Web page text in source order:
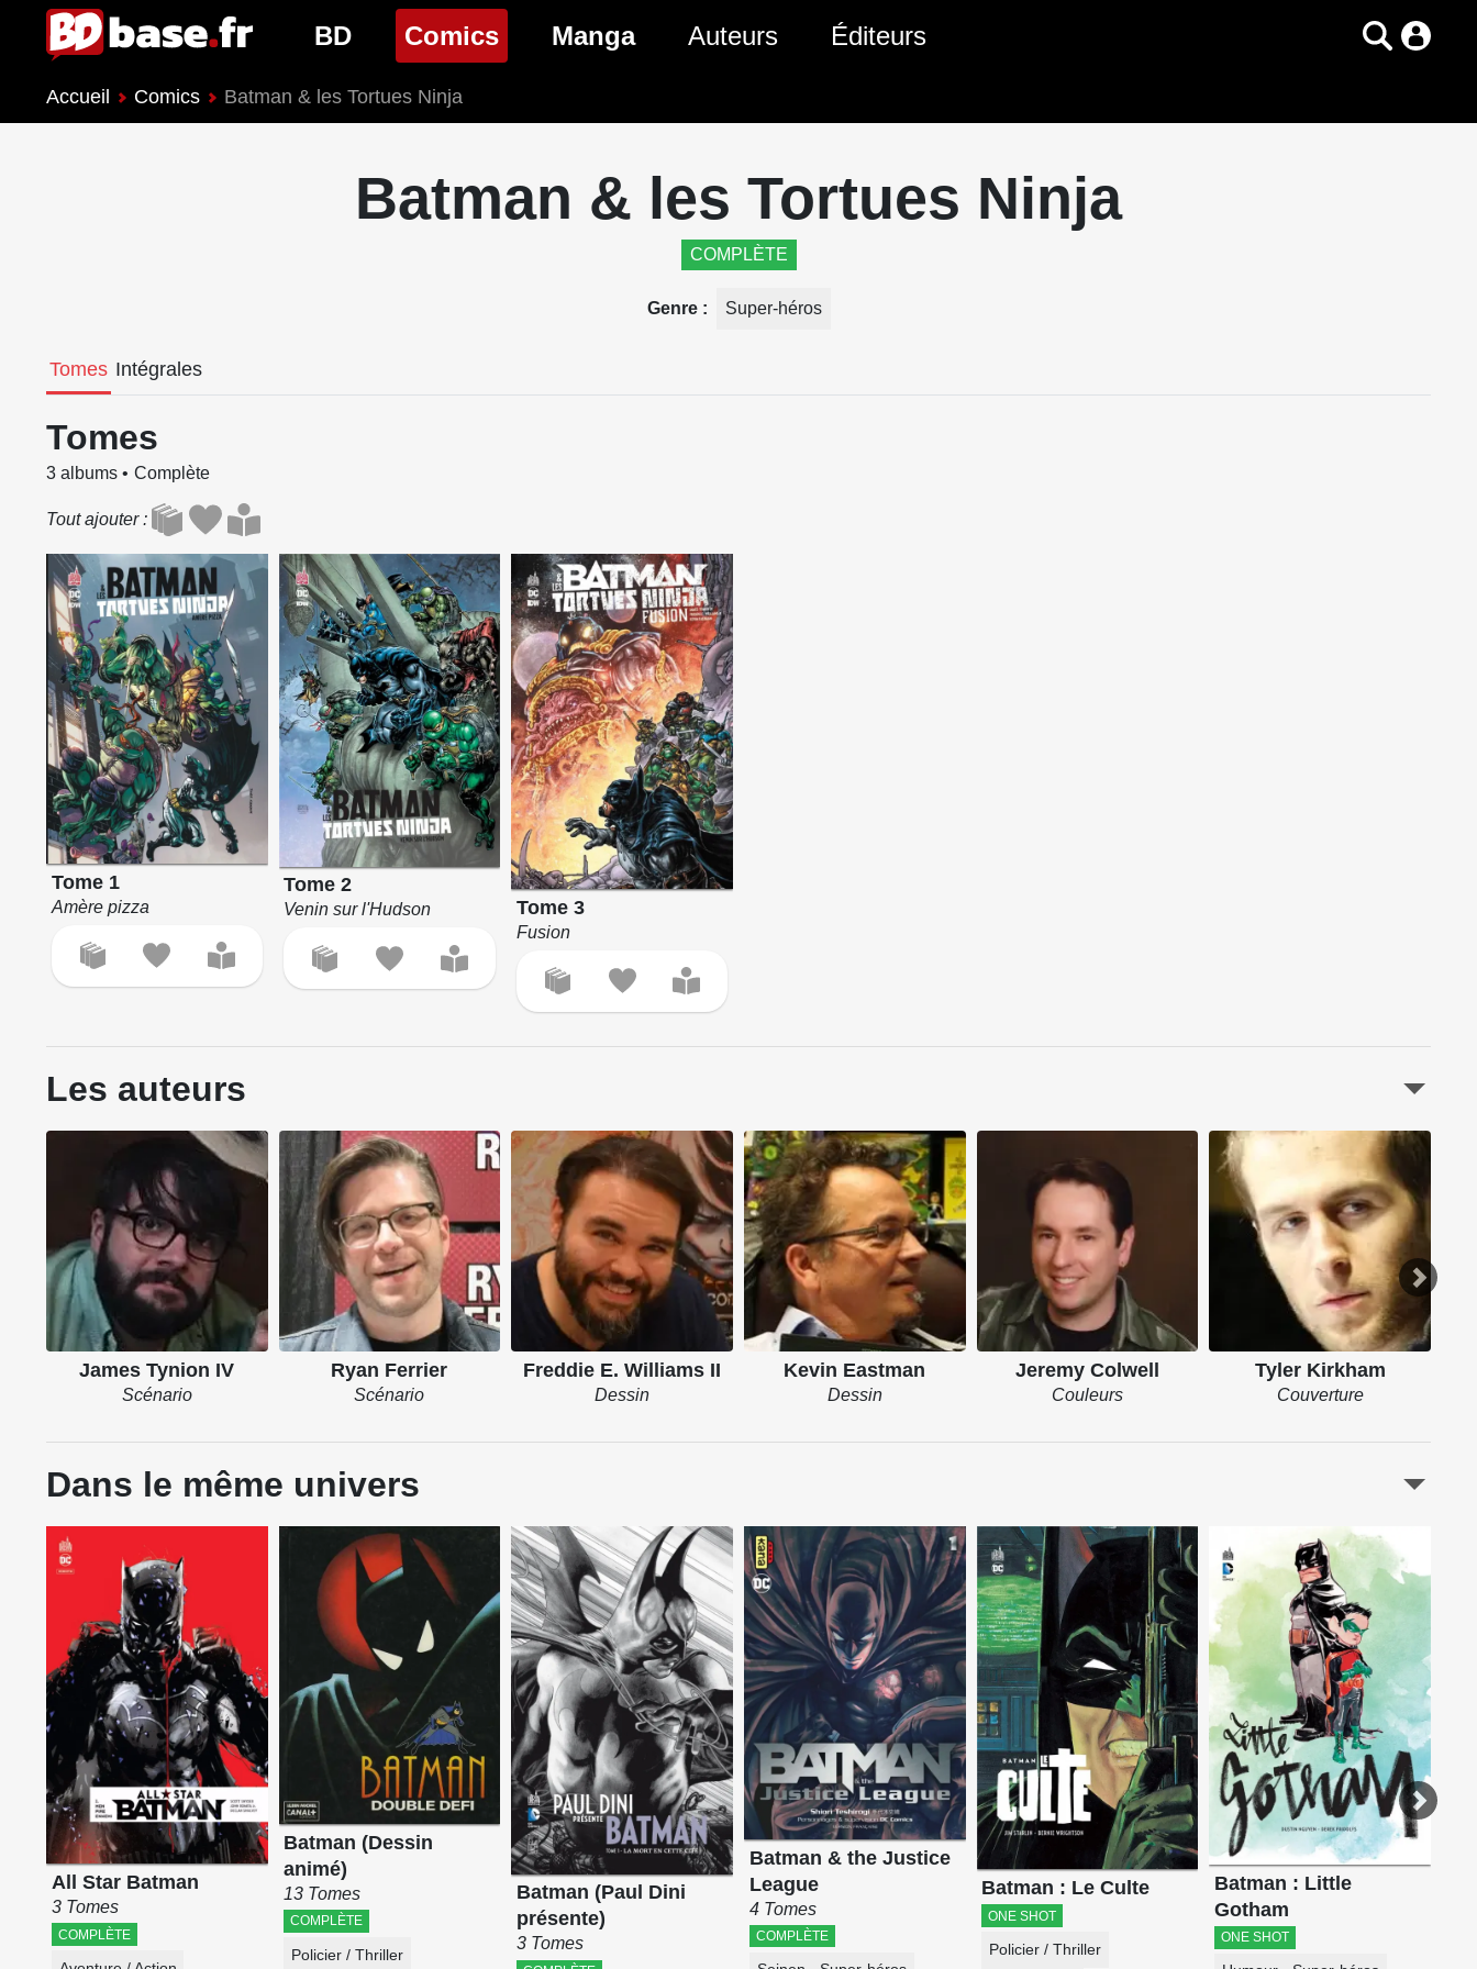
BD
Nouveautés BD
Genres BD
Comics(page courante)
Nouveautés Comics
Genres Comics
Manga
Genres Manga
Auteurs Éditeurs
Accueil Comics Batman & les Tortues Ninja
Batman & les Tortues Ninja
COMPLÈTE
Genre Super-héros
Tomes Intégrales
Tomes
3 albums Complète
Tout ajouter
Tome 1
Amère pizza
Tome 2
Venin sur l'Hudson Tome 3
Fusion
Les auteurs
James Tynion IV
Scénario
Ryan Ferrier
Scénario
Freddie E. Williams II
Dessin
Kevin Eastman
Dessin
Jeremy Colwell
Couleurs
Tyler Kirkham
Couverture
Dans le même univers
All Star Batman
3 Tomes
COMPLÈTE
Batman (Dessin
animé)
13 Tomes
COMPLÈTE
Policier / Thriller
Batman (Paul Dini
présente)
3 Tomes
Batman & the Justice
League
4 Tomes
COMPLÈTE
Batman : Le Culte
ONE SHOT
Policier / Thriller
Batman : Little
Gotham
ONE SHOT